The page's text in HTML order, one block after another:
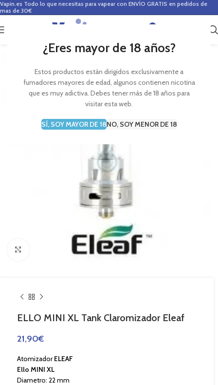
¿Eres mayor de 18 años?
Estos productos están dirigidos exclusivamente a
fumadores mayores de edad, algunos contienen nicotina
que es muy adictiva. Debes tener más de 18 años para
visitar esta web.
SÍ, SOY MAYOR DE 18NO, SOY MENOR DE 18
Vapin.es Todo lo que necesitas para vapear con ENVÍO GRATIS en pedidos de
mas de 30€
0
Haga Click para agrandar
ELLO MINI XL Tank Claromizador Eleaf
21,90€
AtomizadorELEAF
Ello MINI XL
Diametro: 22 mm